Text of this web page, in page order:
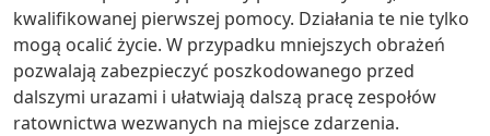
kwalifikowanej pierwszej pomocy. Działania te nie tylko
mogą ocalić życie. W przypadku mniejszych obrażeń
pozwalają zabezpieczyć poszkodowanego przed
dalszymi urazami i ułatwiają dalszą pracę zespołów
ratownictwa wezwanych na miejsce zdarzenia.